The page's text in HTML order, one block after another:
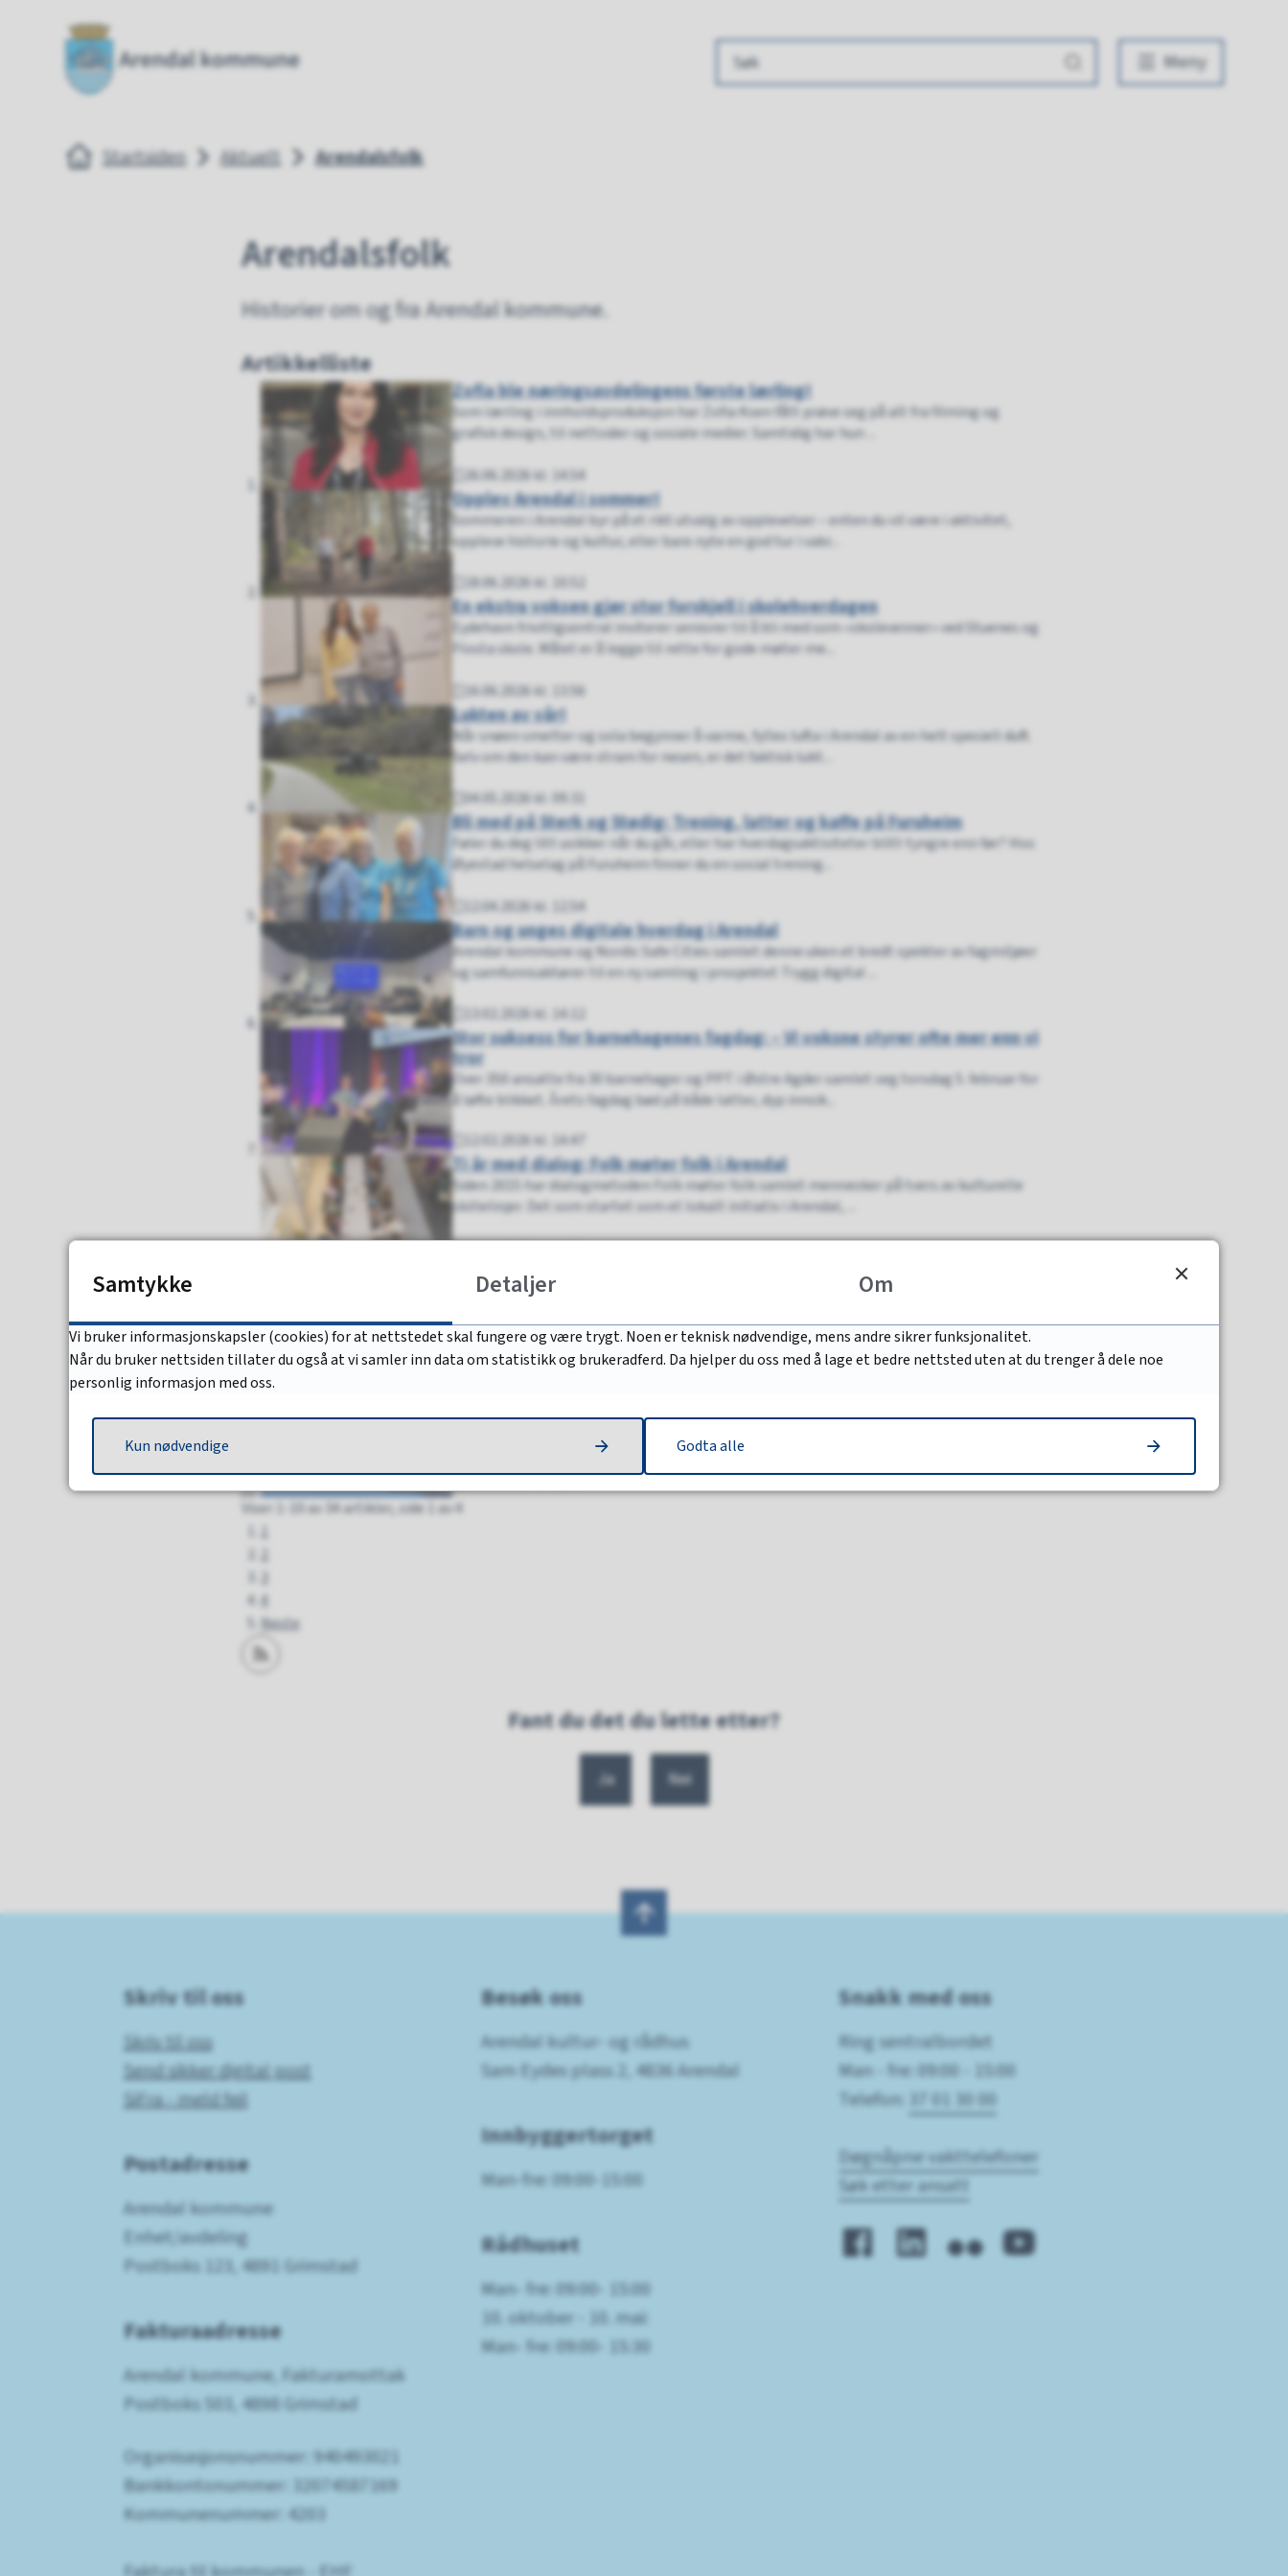
Arendal kommune
Meny
Du er her:Startsiden Aktuelt Arendalsfolk
Arendalsfolk
Historier om og fra Arendal kommune.
Artikkelliste
Zofia ble næringsavdelingens første lærling!
Som lærling i innholdsproduksjon har Zofia Ksen fått prøve seg på alt fra filming og
grafisk design, til nettsider og sosiale medier. Samtidig har hun ...
Publisert
26.06.2026 kl. 14.54
Opplev Arendal i sommer!
Sommeren i Arendal byr på et rikt utvalg av opplevelser – enten du vil være i aktivitet,
oppleve historie og kultur, eller bare nyte en god tur i vakr...
Publisert
18.06.2026 kl. 10.52
En ekstra voksen gjør stor forskjell i skolehverdagen
Eydehavn frivilligsentral inviterer seniorer til å bli med som «skolevenner» ved Stuenes og
Flosta skole. Målet er å legge til rette for gode møter me...
Publisert
16.06.2026 kl. 13.56
Lukten av vår!
Når snøen smelter og sola begynner å varme, fylles lufta i Arendal av en helt spesiell duft.
Selv om den kan være stram for nesen, er det faktisk lukt...
Publisert
04.05.2026 kl. 09.31
Bli med på Sterk og Stødig: Trening, latter og kaffe på Furuheim
Føler du deg litt usikker når du går, eller har hverdagsaktiviteter blitt tyngre enn før? Hos
Øyestad helselag på Furuheim finner du en sosial trening...
Publisert
12.04.2026 kl. 12.54
Barn og unges digitale hverdag i Arendal
Arendal kommune og Nordic Safe Cities samlet denne uken et bredt spekter av fagmiljøer
og samfunnsaktører til en ny samling i prosjektet Trygg digital ...
Publisert
13.02.2026 kl. 14.12
Stor suksess for barnehagenes fagdag: – Vi voksne styrer ofte mer enn vi
tror
Over 350 ansatte fra 30 barnehager og PPT i Østre Agder samlet seg torsdag 5. februar for
å løfte blikket. Årets fagdag bød på både latter, dyp innsik...
Publisert
12.02.2026 kl. 14.47
Ti år med dialog: Folk møter folk i Arendal
Siden 2015 har dialogmetoden Folk møter folk samlet mennesker på tvers av kulturelle
skillelinjer. Det som startet som et lokalt initiativ i Arendal, ...
15.12.2025 kl. 14.11
Fremtiden er interkulturell
Hvordan skaper vi tilhørighet i et flerkulturelt arbeidsliv? Dette spørsmålet sto sentralt
Publisert
08.12.2025 kl. 10.06
Arendal kommune er godt i gang med et langsiktig miljøprosjekt ved Hoveodden og
Hovekilen. I samarbeid med Multiconsult skal fuglelivet og marine natu...
Publisert
Viser
av 34 artikler, side av 4
1
2
4
Neste
Fant du det du lette etter?
Ja Nei
Skriv til oss
Skriv til oss
Send sikker digital post
SiFra - meld feil
Postadresse
Arendal kommune
Enhet/avdeling
Postboks 123, 4891 Grimstad
Fakturaadresse
Arendal kommune, Fakturamottak
Postboks 503, 4898 Grimstad
Organisasjonsnummer: 940493021
Bankkontonummer: 32074587169
Kommunenummer: 4203
Besøk oss
Arendal kultur- og rådhus
Sam Eydes plass 2, 4836 Arendal
Innbyggertorget
Man-fre: 09:00-15:00
Rådhuset
Man- fre: 09:00- 15:00
10. oktober - 10. mai:
Man- fre: 09:00- 15:30
Snakk med oss
Ring sentralbordet
Man - fre: 09:00 - 15:00
Telefon: 37 01 30 00
Døgnåpne vakttelefoner
Søk etter ansatt
Samtykke Detaljer Om
Vi bruker informasjonskapsler (cookies) for at nettstedet skal fungere og være trygt. Noen er teknisk nødvendige, mens andre sikrer funksjonalitet.
Når du bruker nettsiden tillater du også at vi samler inn data om statistikk og brukeradferd. Da hjelper du oss med å lage et bedre nettsted uten at du trenger å dele noe
personlig informasjon med oss.
Kun nødvendige Godta alle